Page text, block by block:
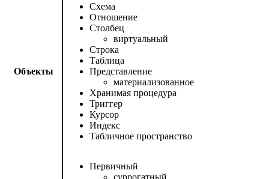
Объекты
Схема
Отношение
Столбец
виртуальный
Строка
Таблица
Представление
материализованное
Хранимая процедура
Триггер
Курсор
Индекс
Табличное пространство
Первичный
суррогатный